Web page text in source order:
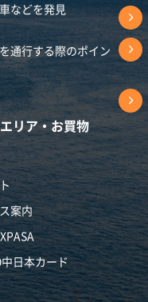
などを発見
通行する際のポイン
リア・お買物
案内
日本カード